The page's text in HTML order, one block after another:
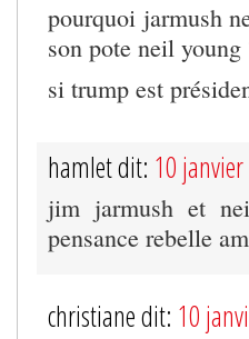
pourquoi jarmush
son pote neil young
si trump est
hamlet dit: 10
jim jarmush et
pensance rebelle
christiane dit: 10